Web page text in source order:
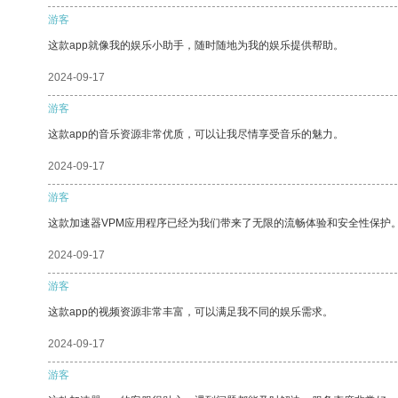
游客
这款app就像我的娱乐小助手，随时随地为我的娱乐提供帮助。
2024-09-17
游客
这款app的音乐资源非常优质，可以让我尽情享受音乐的魅力。
2024-09-17
游客
这款加速器VPM应用程序已经为我们带来了无限的流畅体验和安全性保护
2024-09-17
游客
这款app的视频资源非常丰富，可以满足我不同的娱乐需求。
2024-09-17
游客